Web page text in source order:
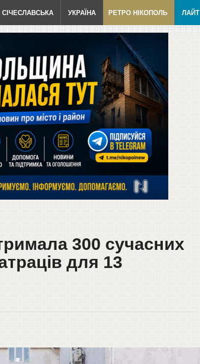
СІЧЕСЛАВСЬКА УКРАЇНА РЕТРО НІКОПОЛЬ ЛАЙТ
300 сучасних
для 13